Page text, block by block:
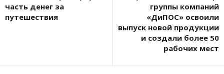
часть денег за
путешествия
группы компаний
«ДиПОС» освоили
выпуск новой продукции
и создали более 50
рабочих мест